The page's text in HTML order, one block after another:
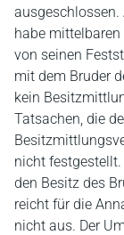
ausgeschlossen.
habe
von seinen
mit dem Bruder
kein
Tatsachen, die
nicht
den Besitz des
reicht für die
nicht aus. Der